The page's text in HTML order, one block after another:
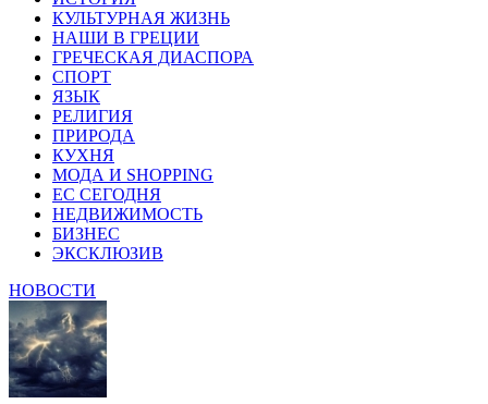
КУЛЬТУРНАЯ ЖИЗНЬ
НАШИ В ГРЕЦИИ
ГРЕЧЕСКАЯ ДИАСПОРА
СПОРТ
ЯЗЫК
РЕЛИГИЯ
ПРИРОДА
КУХНЯ
МОДА И SHOPPING
ЕС СЕГОДНЯ
НЕДВИЖИМОСТЬ
БИЗНЕС
ЭКСКЛЮЗИВ
НОВОСТИ